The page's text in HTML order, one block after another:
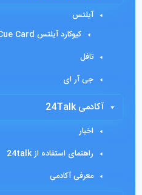
آیلتس
کیوکارد آیلتس IELTS Cue Card
تافل
جی آر ای
آکادمی 24Talk
اخبار
راهنمای استفاده از 24talk
معرفی آکادمی